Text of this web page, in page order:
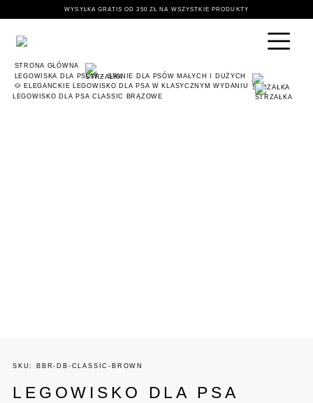
WYSYŁKA GRATIS OD 350 ZŁ NA WSZYSTKIE PRODUKTY
STRONA GŁÓWNA
LEGOWISKA DLA PSÓW – SPANIE DLA PSÓW MAŁYCH I DUŻYCH
🐶 ELEGANCKIE LEGOWISKO DLA PSA W KLASYCZNYM WYDANIU
LEGOWISKO DLA PSA CLASSIC BRĄZOWE
SKU: BBR-DB-CLASSIC-BROWN
LEGOWISKO DLA PSA